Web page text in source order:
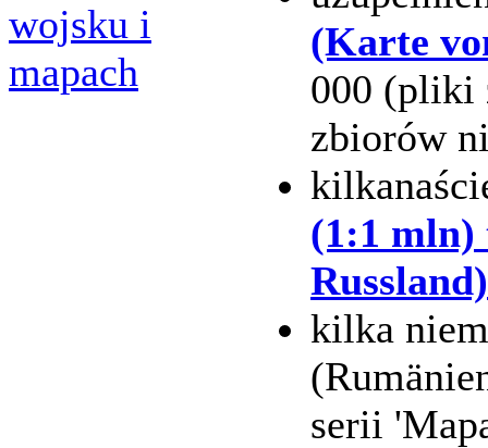
wojsku i
mapach
(Karte
000 (pliki
zbiorów
(1:1
Russland)
kilka
serii